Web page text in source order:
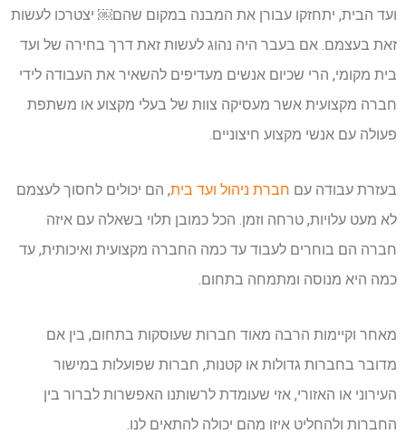
ועד הבית, יתחזקו עבורן את המבנה במקום שהם￼ יצטרכו לעשות
זאת בעצמם. אם בעבר היה נהוג לעשות זאת דרך בחירה של ועד
בית מקומי, הרי שכיום אנשים מעדיפים להשאיר את העבודה לידי
חברה מקצועית אשר מעסיקה צוות של בעלי מקצוע או משתפת
פעולה עם אנשי מקצוע חיצוניים.
בעזרת עבודה עם חברת ניהול ועד בית, הם יכולים לחסוך לעצמם
לא מעט עלויות, טרחה וזמן. הכל כמובן תלוי בשאלה עם איזה
חברה הם בוחרים לעבוד עד כמה החברה מקצועית ואיכותית, עד
כמה היא מנוסה ומתמחה בתחום.
מאחר וקיימות הרבה מאוד חברות שעוסקות בתחום, בין אם
מדובר בחברות גדולות או קטנות, חברות שפועלות במישור
העירוני או האזורי, אזי שעומדת לרשותנו האפשרות לברור בין
החברות ולהחליט איזו מהם יכולה להתאים לנו.